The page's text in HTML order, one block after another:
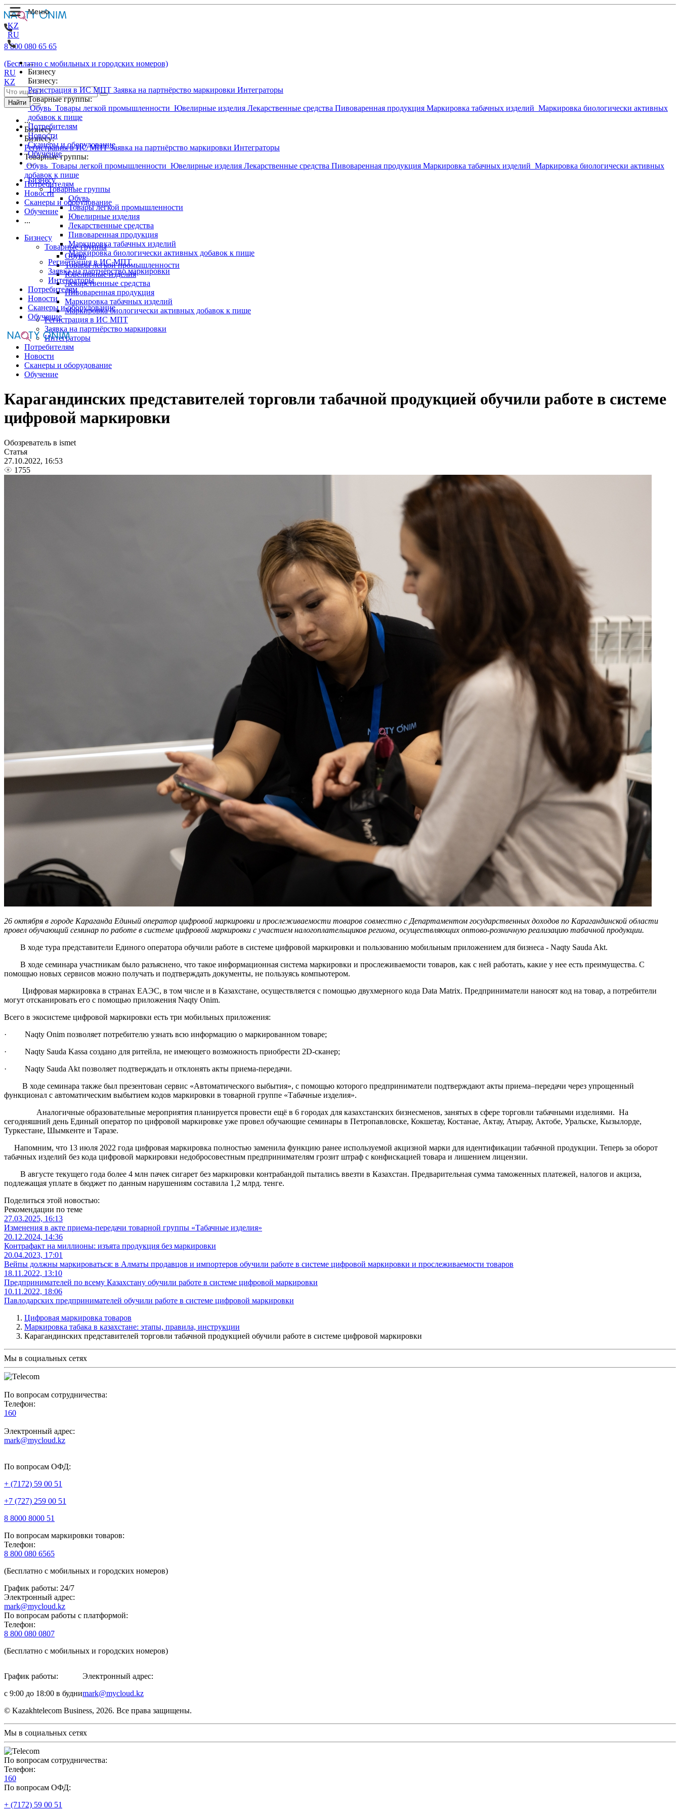
KZ
RU
...
Бизнесу
Бизнесу:
Регистрация в ИС МПТ Заявка на партнёрство маркировки Интеграторы
Товарные группы:
Обувь Товары легкой промышленности Ювелирные изделия Лекарственные средства Пивоваренная продукция Маркировка табачных изделий Маркировка биологически активных
добавок к пище
Потребителям
Новости
Сканеры и оборудование
Обучение
...
Бизнесу
Товарные группы
Обувь
Товары легкой промышленности
Ювелирные изделия
Лекарственные средства
Пивоваренная продукция
Маркировка табачных изделий
Маркировка биологически активных добавок к пище
Регистрация в ИС МПТ
Заявка на партнёрство маркировки
Интеграторы
Потребителям
Новости
Сканеры и оборудование
Обучение
8 800 080 65 65
(Бесплатно с мобильных и городских номеров)
RU
KZ
Найти
...
Бизнесу
Бизнесу:
Регистрация в ИС МПТЗаявка на партнёрство маркировки Интеграторы
Товарные группы:
Обувь Товары легкой промышленности Ювелирные изделия Лекарственные средства Пивоваренная продукция Маркировка табачных изделий Маркировка биологически активных
добавок к пище
Потребителям
Новости
Сканеры и оборудование
Обучение
...
Бизнесу
Товарные группы
Обувь
Товары легкой промышленности
Ювелирные изделия
Лекарственные средства
Пивоваренная продукция
Маркировка табачных изделий
Маркировка биологически активных добавок к пище
Регистрация в ИС МПТ
Заявка на партнёрство маркировки
Интеграторы
Потребителям
Новости
Сканеры и оборудование
Обучение
Карагандинских представителей торговли табачной продукцией обучили работе в системе
цифровой маркировки
Обозреватель в ismet
Статья
27.10.2022, 16:53
1755
26 октября в городе Караганда Единый оператор цифровой маркировки и прослеживаемости товаров совместно с Департаментом государственных доходов по Карагандинской области
провел обучающий семинар по работе в системе цифровой маркировки с участием налогоплательщиков региона, осуществляющих оптово-розничную реализацию табачной продукции.
В ходе тура представители Единого оператора обучили работе в системе цифровой маркировки и пользованию мобильным приложением для бизнеса - Naqty Sauda Akt.
В ходе семинара участникам было разъяснено, что такое информационная система маркировки и прослеживаемости товаров, как с ней работать, какие у нее есть преимущества. С
помощью новых сервисов можно получать и подтверждать документы, не пользуясь компьютером.
Цифровая маркировка в странах ЕАЭС, в том числе и в Казахстане, осуществляется с помощью двухмерного кода Data Matrix. Предприниматели наносят код на товар, а потребители
могут отсканировать его с помощью приложения Naqty Onim.
Всего в экосистеме цифровой маркировки есть три мобильных приложения:
· Naqty Onim позволяет потребителю узнать всю информацию о маркированном товаре;
· Naqty Sauda Kassa создано для ритейла, не имеющего возможность приобрести 2D-сканер;
· Naqty Sauda Akt позволяет подтверждать и отклонять акты приема-передачи.
В ходе семинара также был презентован сервис «Автоматического выбытия», с помощью которого предприниматели подтверждают акты приема–передачи через упрощенный
функционал с автоматическим выбытием кодов маркировки в товарной группе «Табачные изделия».
Аналогичные образовательные мероприятия планируется провести ещё в 6 городах для казахстанских бизнесменов, занятых в сфере торговли табачными изделиями. На
сегодняшний день Единый оператор по цифровой маркировке уже провел обучающие семинары в Петропавловске, Кокшетау, Костанае, Актау, Атырау, Актобе, Уральске, Кызылорде,
Туркестане, Шымкенте и Таразе.
Напомним, что 13 июля 2022 года цифровая маркировка полностью заменила функцию ранее используемой акцизной марки для идентификации табачной продукции. Теперь за оборот
табачных изделий без кода цифровой маркировки недобросовестным предпринимателям грозит штраф с конфискацией товара и лишением лицензии.
В августе текущего года более 4 млн пачек сигарет без маркировки контрабандой пытались ввезти в Казахстан. Предварительная сумма таможенных платежей, налогов и акциза,
подлежащая уплате в бюджет по данным нарушениям составила 1,2 млрд. тенге.
Поделиться этой новостью:
Рекомендации по теме
27.03.2025, 16:13
Изменения в акте приема-передачи товарной группы «Табачные изделия»
20.12.2024, 14:36
Контрафакт на миллионы: изъята продукция без маркировки
20.04.2023, 17:01
Вейпы должны маркироваться: в Алматы продавцов и импортеров обучили работе в системе цифровой маркировки и прослеживаемости товаров
18.11.2022, 13:10
Предпринимателей по всему Казахстану обучили работе в системе цифровой маркировки
10.11.2022, 18:06
Павлодарских предпринимателей обучили работе в системе цифровой маркировки
Цифровая маркировка товаров
Маркировка табака в казахстане: этапы, правила, инструкции
Карагандинских представителей торговли табачной продукцией обучили работе в системе цифровой маркировки
Мы в социальных сетях
По вопросам сотрудничества:
Телефон:
160
Электронный адрес:
mark@mycloud.kz
По вопросам ОФД:
+ (7172) 59 00 51
+7 (727) 259 00 51
8 8000 8000 51
По вопросам маркировки товаров:
Телефон:
8 800 080 6565
(Бесплатно с мобильных и городских номеров)
График работы: 24/7
Электронный адрес:
mark@mycloud.kz
По вопросам работы с платформой:
Телефон:
8 800 080 0807
(Бесплатно с мобильных и городских номеров)
График работы:
с 9:00 до 18:00 в будни
Электронный адрес:
mark@mycloud.kz
© Kazakhtelecom Business, 2026. Все права защищены.
Мы в социальных сетях
По вопросам сотрудничества:
Телефон:
160
По вопросам ОФД:
+ (7172) 59 00 51